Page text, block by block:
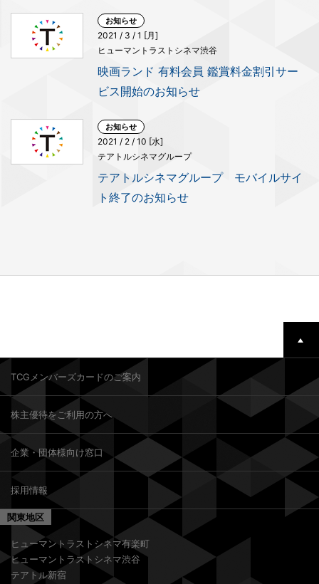
お知らせ
2021 / 3 / 1 [月]
ヒューマントラストシネマ渋谷
映画ランド 有料会員 鑑賞料金割引サー
ビス開始のお知らせ
お知らせ
2021 / 2 / 10 [水]
テアトルシネマグループ
テアトルシネマグループ モバイルサイ
ト終了のお知らせ
TCGメンバーズカードのご案内
株主優待をご利用の方へ
企業・団体様向け窓口
採用情報
関東地区
ヒューマントラストシネマ有楽町
ヒューマントラストシネマ渋谷
テアトル新宿